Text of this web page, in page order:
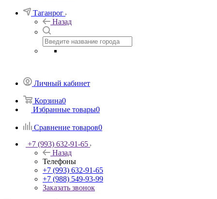
Таганрог
Назад
Личный кабинет
Корзина0
Избранные товары0
Сравнение товаров0
+7 (993) 632-91-65
Назад
Телефоны
+7 (993) 632-91-65
+7 (988) 549-93-99
Заказать звонок